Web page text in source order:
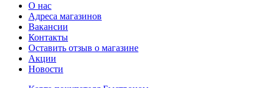
О нас
Адреса магазинов
Вакансии
Контакты
Оставить отзыв о магазине
Акции
Новости